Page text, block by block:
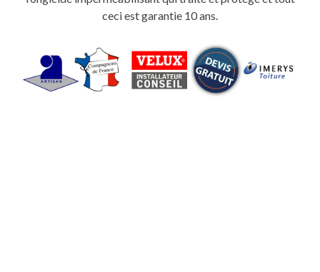
ceci est garantie 10 ans.